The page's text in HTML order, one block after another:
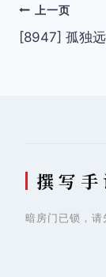
文
章
上一页
[8947] 孤独
撰 写 手
暗房门已锁，请